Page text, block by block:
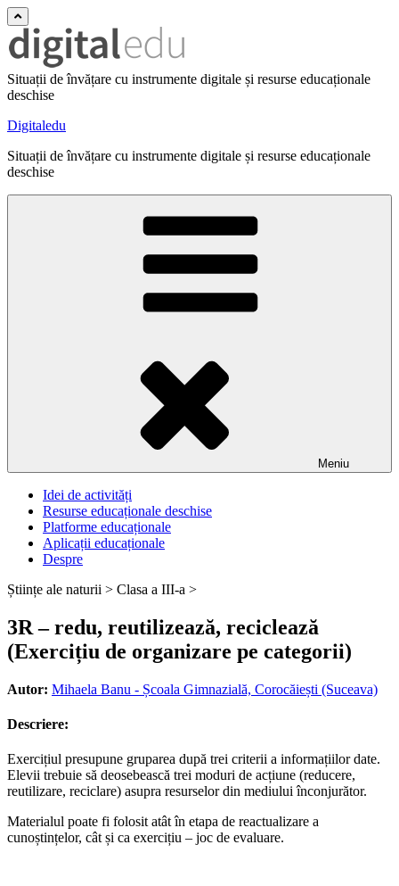
Situații de învățare cu instrumente digitale și resurse educaționale
deschise
Digitaledu
Situații de învățare cu instrumente digitale și resurse educaționale
deschise
Meniu
Idei de activități
Resurse educaționale deschise
Platforme educaționale
Aplicații educaționale
Despre
Științe ale naturii > Clasa a III-a >
3R – redu, reutilizează, reciclează
(Exercițiu de organizare pe categorii)
Autor: Mihaela Banu - Școala Gimnazială, Corocăiești (Suceava)
Descriere:
Exercițiul presupune gruparea după trei criterii a informațiilor date.
Elevii trebuie să deosebească trei moduri de acțiune (reducere,
reutilizare, reciclare) asupra resurselor din mediului înconjurător.
Materialul poate fi folosit atât în etapa de reactualizare a
cunoștințelor, cât și ca exercițiu – joc de evaluare.